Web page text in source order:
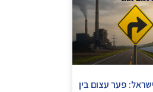
פער עצום בין